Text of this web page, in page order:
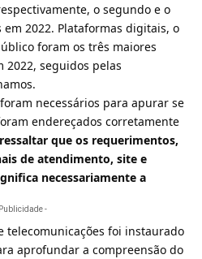
o segundo e o
2022. Plataformas digitais, o
foram os três maiores
2022, seguidos pelas
necessários para apurar se
endereçados corretamente
que os requerimentos,
de atendimento, site e
necessariamente a
-
telecomunicações foi instaurado
aprofundar a compreensão do